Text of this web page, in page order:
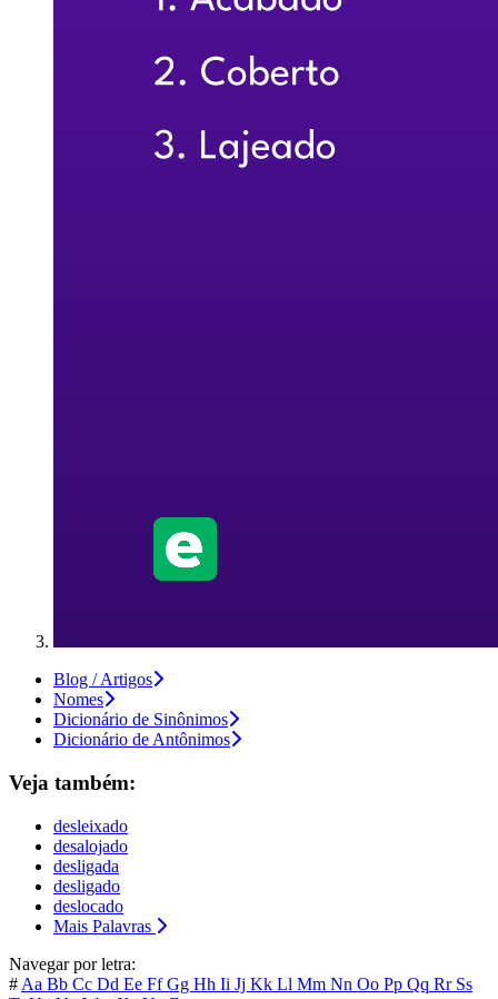
Blog / Artigos
Nomes
Dicionário de Sinônimos
Dicionário de Antônimos
Veja também:
desleixado
desalojado
desligada
desligado
deslocado
Mais Palavras
Navegar por letra:
# Aa Bb Cc Dd Ee FfGg Hh Ii Jj Kk Ll Mm Nn Oo Pp Qq Rr Ss